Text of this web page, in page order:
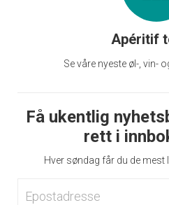
Apéritif
Se våre nyeste øl-, vin-
Få ukentlig
rett i
Hver søndag får du de mest